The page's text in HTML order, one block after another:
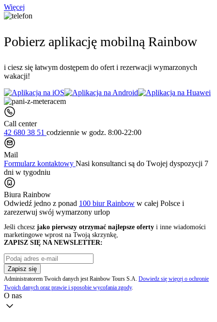
Więcej
Pobierz aplikację mobilną Rainbow
i ciesz się łatwym dostępem do ofert i rezerwacji wymarzonych
wakacji!
Call center
42 680 38 51 codziennie w godz. 8:00-22:00
Mail
Formularz kontaktowy Nasi konsultanci są do Twojej dyspozycji 7
dni w tygodniu
Biura Rainbow
Odwiedź jedno z ponad 100 biur Rainbow w całej Polsce i
zarezerwuj swój wymarzony urlop
Jeśli chcesz jako pierwszy otrzymać najlepsze oferty i inne wiadomości
marketingowe wprost na Twoją skrzynkę,
ZAPISZ SIĘ NA NEWSLETTER:
Zapisz się
Administratorem Twoich danych jest Rainbow Tours S.A. Dowiedz się więcej o ochronie
Twoich danych oraz prawie i sposobie wycofania zgody.
O nas